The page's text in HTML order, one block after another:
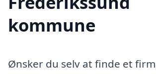
kommune
Ønsker du selv at finde et